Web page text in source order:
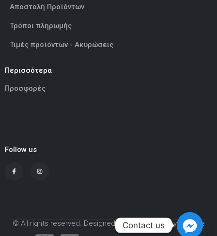
Αποστολή Προϊόντων
Τρόποι πληρωμής
Τιμές προϊόντων - Ακυρώσεις
Περισσότερα
Προσφορές
Follow us
© All rights reserved. Designed and Developed by Adcode
Contact us